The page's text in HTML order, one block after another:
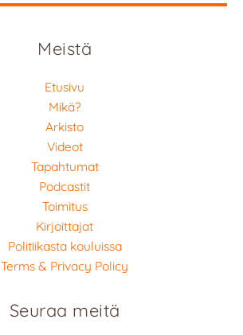
Meistä
Etusivu
Mikä?
Arkisto
Videot
Tapahtumat
Podcastit
Toimitus
Kirjoittajat
Politiikasta kouluissa
Terms & Privacy Policy
Seuraa meitä